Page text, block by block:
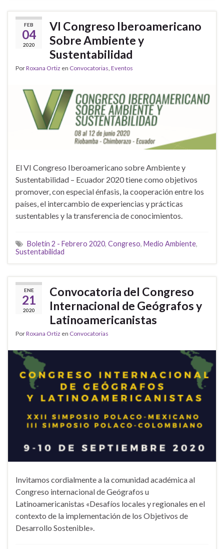
FEB
04
2020
VI Congreso Iberoamericano
Sobre Ambiente y
Sustentabilidad
PorRoxana Ortiz en Convocatorias, Eventos
El VI Congreso Iberoamericano sobre Ambiente y
Sustentabilidad – Ecuador 2020 tiene como objetivos
promover, con especial énfasis, la cooperación entre los
países, el intercambio de experiencias y prácticas
sustentables y la transferencia de conocimientos.
Boletín 2 - Febrero 2020, Congreso, Medio Ambiente,
Sustentabilidad
ENE
21
2020
Convocatoria del Congreso
Internacional de Geógrafos y
Latinoamericanistas
PorRoxana Ortiz en Convocatorias
Invitamos cordialmente a la comunidad académica al
Congreso internacional de Geógrafos u
Latinoamericanistas «Desafíos locales y regionales en el
contexto de la implementación de los Objetivos de
Desarrollo Sostenible».